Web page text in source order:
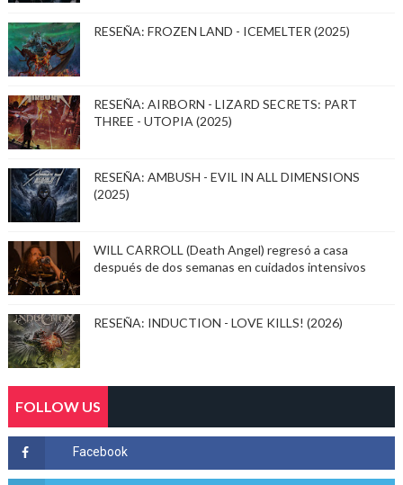
RESEÑA: FROZEN LAND - ICEMELTER (2025)
RESEÑA: AIRBORN - LIZARD SECRETS: PART
THREE - UTOPIA (2025)
RESEÑA: AMBUSH - EVIL IN ALL DIMENSIONS
(2025)
WILL CARROLL (Death Angel) regresó a casa
después de dos semanas en cuidados intensivos
RESEÑA: INDUCTION - LOVE KILLS! (2026)
FOLLOW US